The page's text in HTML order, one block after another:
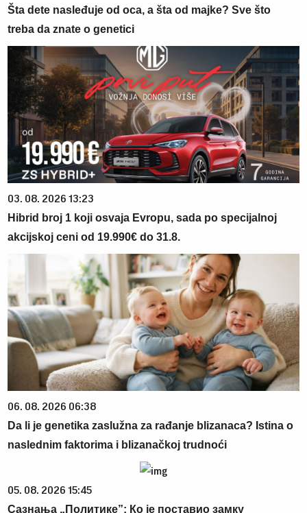
Šta dete nasleđuje od oca, a šta od majke? Sve što
treba da znate o genetici
03. 08. 2026 13:23
Hibrid broj 1 koji osvaja Evropu, sada po specijalnoj
akcijskoj ceni od 19.990€ do 31.8.
06. 08. 2026 06:38
Da li je genetika zaslužna za rađanje blizanaca? Istina o
naslednim faktorima i blizanačkoj trudnoći
05. 08. 2026 15:45
Сазнања „Политике”: Ко је поставио замку